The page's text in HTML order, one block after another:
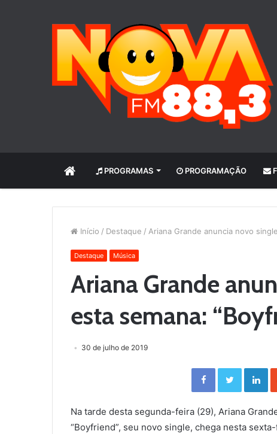
INÍCIO PROGRAMAS PROGRAMAÇÃO
Início / Destaque / Ariana Grande anuncia novo
Destaque Música
Ariana Grande
esta semana:
30 de julho de 2019
Facebook Twitter LinkedIn
Na tarde desta segunda-feira (29), Ariana
“Boyfriend”, seu novo single, chega nesta